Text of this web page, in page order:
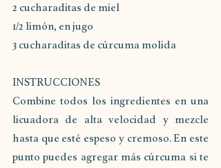
2 cucharaditas de miel
1/2 limón, en jugo
3 cucharaditas de cúrcuma molida
INSTRUCCIONES
Combine todos los ingredientes en una
licuadora de alta velocidad y mezcle
hasta que esté espeso y cremoso. En este
punto puedes agregar más cúrcuma si te